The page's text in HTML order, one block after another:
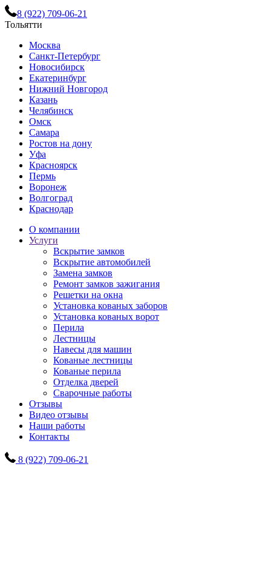
8 (922) 709-06-21
Тольятти
Москва
Санкт-Петербург
Новосибирск
Екатеринбург
Нижний Новгород
Казань
Челябинск
Омск
Самара
Ростов на дону
Уфа
Красноярск
Пермь
Воронеж
Волгоград
Краснодар
О компании
Услуги
Вскрытие замков
Вскрытие автомобилей
Замена замков
Ремонт замков зажигания
Решетки на окна
Установка кованых заборов
Установка кованых ворот
Перила
Лестницы
Навесы для машин
Кованые лестницы
Кованые перила
Отделка дверей
Сварочные работы
Отзывы
Видео отзывы
Наши работы
Контакты
8 (922) 709-06-21